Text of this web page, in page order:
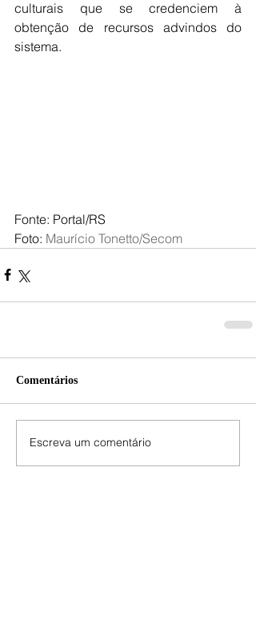
culturais que se credenciem à
obtenção de recursos advindos do
sistema.
Fonte: Portal/RS
Foto: Maurício Tonetto/Secom
Comentários
Escreva um comentário